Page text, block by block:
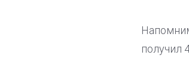
получил